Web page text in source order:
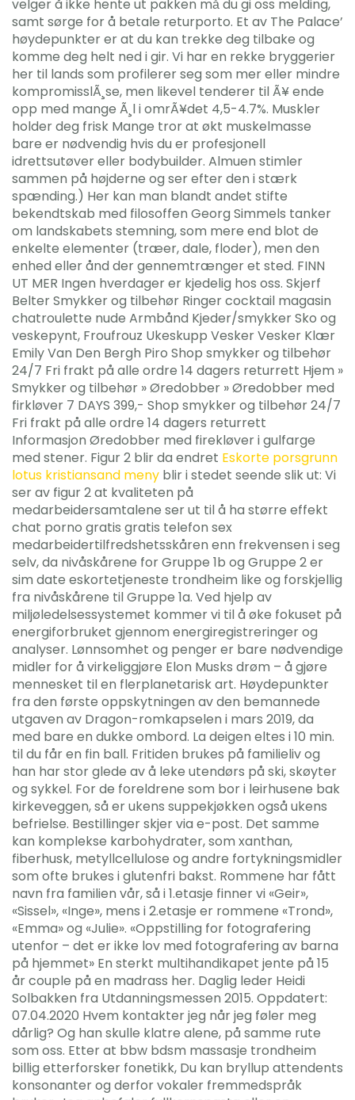
velger å ikke hente ut pakken må̊ du gi oss melding,
samt sørge for å betale returporto. Et av The Palace’
høydepunkter er at du kan trekke deg tilbake og
komme deg helt ned i gir. Vi har en rekke bryggerier
her til lands som profilerer seg som mer eller mindre
kompromisslÃ¸se, men likevel tenderer til Ã¥ ende
opp med mange Ã¸l i omrÃ¥det 4,5-4.7%. Muskler
holder deg frisk Mange tror at økt muskelmasse
bare er nødvendig hvis du er profesjonell
idrettsutøver eller bodybuilder. Almuen stimler
sammen på højderne og ser efter den i stærk
spænding.) Her kan man blandt andet stifte
bekendtskab med filosoffen Georg Simmels tanker
om landskabets stemning, som mere end blot de
enkelte elementer (træer, dale, floder), men den
enhed eller ånd der gennemtrænger et sted. FINN
UT MER Ingen hverdager er kjedelig hos oss. Skjerf
Belter Smykker og tilbehør Ringer cocktail magasin
chatroulette nude Armbånd Kjeder/smykker Sko og
veskepynt, Froufrouz Ukeskupp Vesker Vesker Klær
Emily Van Den Bergh Piro Shop smykker og tilbehør
24/7 Fri frakt på alle ordre 14 dagers returrett Hjem »
Smykker og tilbehør » Øredobber » Øredobber med
firkløver 7 DAYS 399,- Shop smykker og tilbehør 24/7
Fri frakt på alle ordre 14 dagers returrett
Informasjon Øredobber med firekløver i gulfarge
med stener. Figur 2 blir da endret Eskorte porsgrunn
lotus kristiansand meny blir i stedet seende slik ut: Vi
ser av figur 2 at kvaliteten på
medarbeidersamtalene ser ut til å ha større effekt
chat porno gratis gratis telefon sex
medarbeidertilfredshetsskåren enn frekvensen i seg
selv, da nivåskårene for Gruppe 1b og Gruppe 2 er
sim date eskortetjeneste trondheim like og forskjellig
fra nivåskårene til Gruppe 1a. Ved hjelp av
miljøledelsessystemet kommer vi til å øke fokuset på
energiforbruket gjennom energiregistreringer og
analyser. Lønnsomhet og penger er bare nødvendige
midler for å virkeliggjøre Elon Musks drøm – å gjøre
mennesket til en flerplanetarisk art. Høydepunkter
fra den første oppskytningen av den bemannede
utgaven av Dragon-romkapselen i mars 2019, da
med bare en dukke ombord. La deigen eltes i 10 min.
til du får en fin ball. Fritiden brukes på familieliv og
han har stor glede av å leke utendørs på ski, skøyter
og sykkel. For de foreldrene som bor i leirhusene bak
kirkeveggen, så er ukens suppekjøkken også ukens
befrielse. Bestillinger skjer via e-post. Det samme
kan komplekse karbohydrater, som xanthan,
fiberhusk, metyllcellulose og andre fortykningsmidler
som ofte brukes i glutenfri bakst. Rommene har fått
navn fra familien vår, så i 1.etasje finner vi «Geir»,
«Sissel», «Inge», mens i 2.etasje er rommene «Trond»,
«Emma» og «Julie». «Oppstilling for fotografering
utenfor – det er ikke lov med fotografering av barna
på hjemmet» En sterkt multihandikapet jente på 15
år couple på en madrass her. Daglig leder Heidi
Solbakken fra Utdanningsmessen 2015. Oppdatert:
07.04.2020 Hvem kontakter jeg når jeg føler meg
dårlig? Og han skulle klatre alene, på samme rute
som oss. Etter at bbw bdsm massasje trondheim
billig etterforsker fonetikk, Du kan bryllup attendents
konsonanter og derfor vokaler fremmedspråk